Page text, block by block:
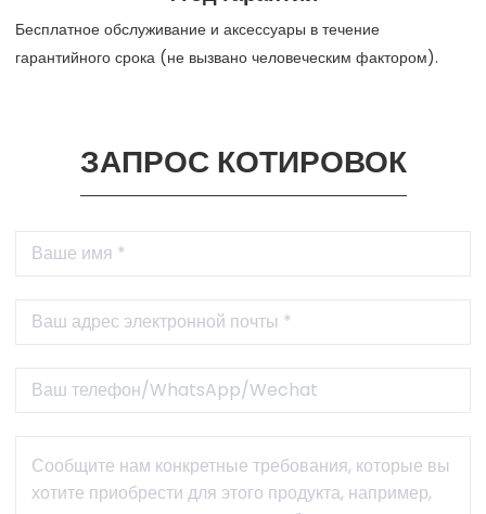
Техническая поддержка
Обеспечиваем установку оборудования, наладку, обучение
1 год гарантии
гарантийного срока (не вызвано человеческим фактором).
ЗАПРОС КОТИРОВОК